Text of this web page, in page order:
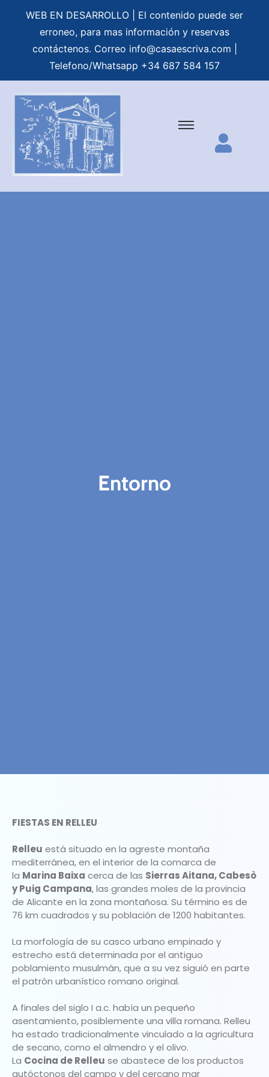
WEB EN DESARROLLO | El contenido puede ser
erroneo, para mas información y reservas
contáctenos. Correo info@casaescriva.com
Telefono/Whatsapp +34 687 584 157
Entorno
FIESTAS EN RELLEU
Relleu está situado en la agreste montaña
mediterránea, en el interior de la comarca de
la Marina Baixa cerca de las Sierras Aitana, Cabesò
y Puig Campana, las grandes moles de la provincia
de Alicante en la zona montañosa. Su término es de
76 km cuadrados y su población de 1200 habitantes.
La morfología de su casco urbano empinado y
estrecho está determinada por el antiguo
poblamiento musulmán, que a su vez siguió en parte
el patrón urbanístico romano original.
A finales del siglo I a.c. había un pequeño
asentamiento, posiblemente una villa romana. Relleu
ha estado tradicionalmente vinculado a la agricultura
de secano, como el almendro y el olivo.
La Cocina de Relleu se abastece de los productos
autóctonos del campo y del cercano mar